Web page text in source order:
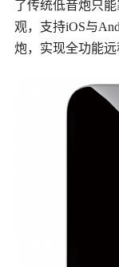
了传统低音炮只
观，支持iOS与
炮，实现全功能远